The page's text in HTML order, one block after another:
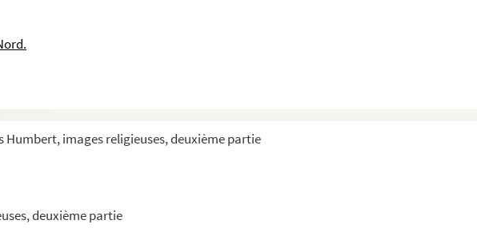
Humbert, images religieuses, deuxième partie
deuxième partie